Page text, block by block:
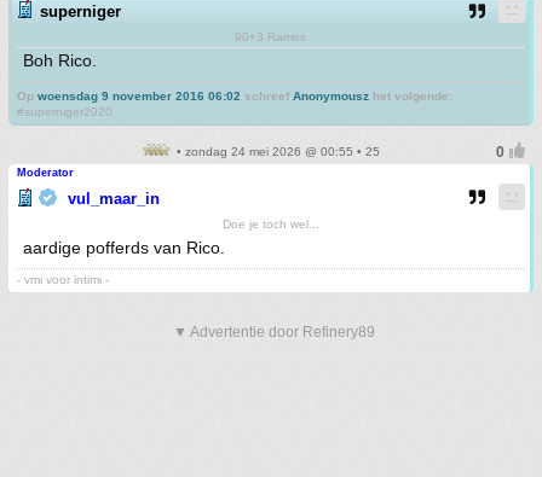
superniger
90+3 Ramos
Boh Rico.
Op woensdag 9 november 2016 06:02 schreef Anonymousz het volgende:
#superniger2020
• zondag 24 mei 2026 @ 00:55 • 25
Moderator
vul_maar_in
Doe je toch wel...
aardige pofferds van Rico.
- vmi voor intimi -
▼ Advertentie door Refinery89